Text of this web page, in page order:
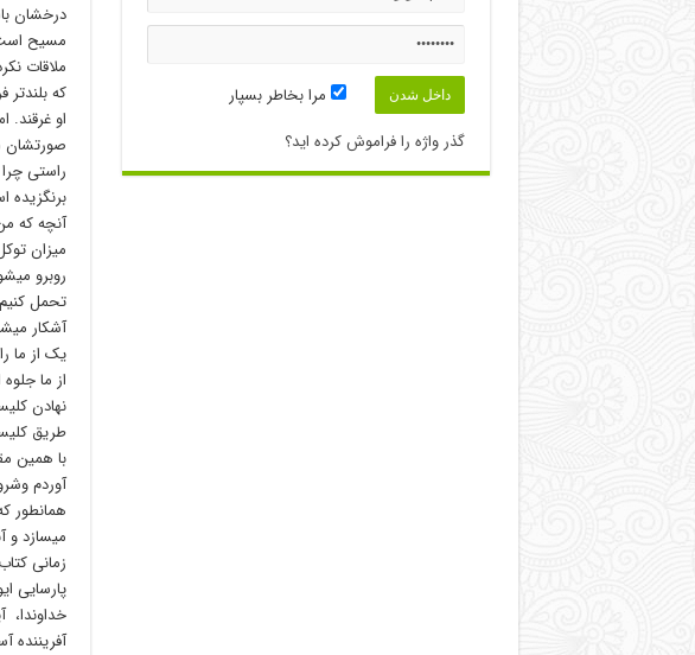
درخشان
مسیح
ملاقات
که
او غرقند.
صورتشان
راستی
برنگزیده
آنچه که
میزان
روبرو
تحمل
آشکار
یک از ما
از ما
طریق
با همین
آوردم
همانطور
میسازد و
زمانی
پارسایی
مرا بخاطر بسپار
گذر واژه را فراموش کرده اید؟